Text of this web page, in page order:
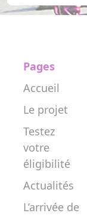
Pages
Accueil
Le projet
Testez
votre
éligibilité
Actualités
L’arrivée de